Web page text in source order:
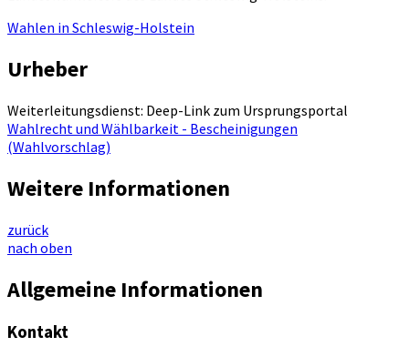
Wahlen in Schleswig-Holstein
Urheber
Weiterleitungsdienst: Deep-Link zum Ursprungsportal
Wahlrecht und Wählbarkeit - Bescheinigungen
(Wahlvorschlag)
Weitere Informationen
zurück
nach oben
Allgemeine Informationen
Kontakt